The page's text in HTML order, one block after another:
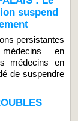
suspend
persistantes
en
médecins en
de suspendre